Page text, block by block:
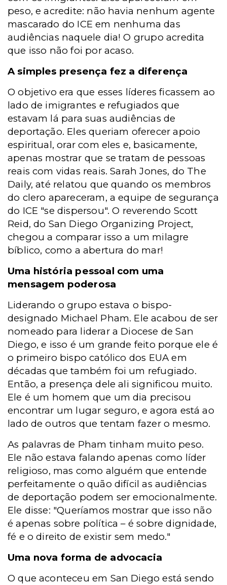
peso, e acredite: não havia nenhum agente
mascarado do ICE em nenhuma das
audiências naquele dia! O grupo acredita
que isso não foi por acaso.
A simples presença fez a diferença
O objetivo era que esses líderes ficassem ao
lado de imigrantes e refugiados que
estavam lá para suas audiências de
deportação. Eles queriam oferecer apoio
espiritual, orar com eles e, basicamente,
apenas mostrar que se tratam de pessoas
reais com vidas reais. Sarah Jones, do The
Daily, até relatou que quando os membros
do clero apareceram, a equipe de segurança
do ICE "se dispersou". O reverendo Scott
Reid, do San Diego Organizing Project,
chegou a comparar isso a um milagre
bíblico, como a abertura do mar!
Uma história pessoal com uma
mensagem poderosa
Liderando o grupo estava o bispo-
designado Michael Pham. Ele acabou de ser
nomeado para liderar a Diocese de San
Diego, e isso é um grande feito porque ele é
o primeiro bispo católico dos EUA em
décadas que também foi um refugiado.
Então, a presença dele ali significou muito.
Ele é um homem que um dia precisou
encontrar um lugar seguro, e agora está ao
lado de outros que tentam fazer o mesmo.
As palavras de Pham tinham muito peso.
Ele não estava falando apenas como líder
religioso, mas como alguém que entende
perfeitamente o quão difícil as audiências
de deportação podem ser emocionalmente.
Ele disse: "Queríamos mostrar que isso não
é apenas sobre política – é sobre dignidade,
fé e o direito de existir sem medo."
Uma nova forma de advocacia
O que aconteceu em San Diego está sendo